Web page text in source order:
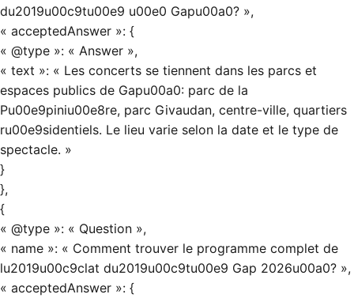
du2019u00c9tu00e9 u00e0 Gapu00a0? »,
« acceptedAnswer »: {
« @type »: « Answer »,
« text »: « Les concerts se tiennent dans les parcs et
espaces publics de Gapu00a0: parc de la
Pu00e9piniu00e8re, parc Givaudan, centre-ville, quartiers
ru00e9sidentiels. Le lieu varie selon la date et le type de
spectacle. »
}
},
{
« @type »: « Question »,
« name »: « Comment trouver le programme complet de
lu2019u00c9clat du2019u00c9tu00e9 Gap 2026u00a0? »,
« acceptedAnswer »: {